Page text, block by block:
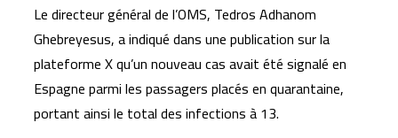
Le directeur général de l’OMS, Tedros Adhanom
Ghebreyesus, a indiqué dans une publication sur la
plateforme X qu’un nouveau cas avait été signalé en
Espagne parmi les passagers placés en quarantaine,
portant ainsi le total des infections à 13.